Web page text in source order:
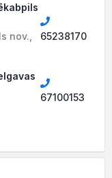
nov.,
65238170
67100153